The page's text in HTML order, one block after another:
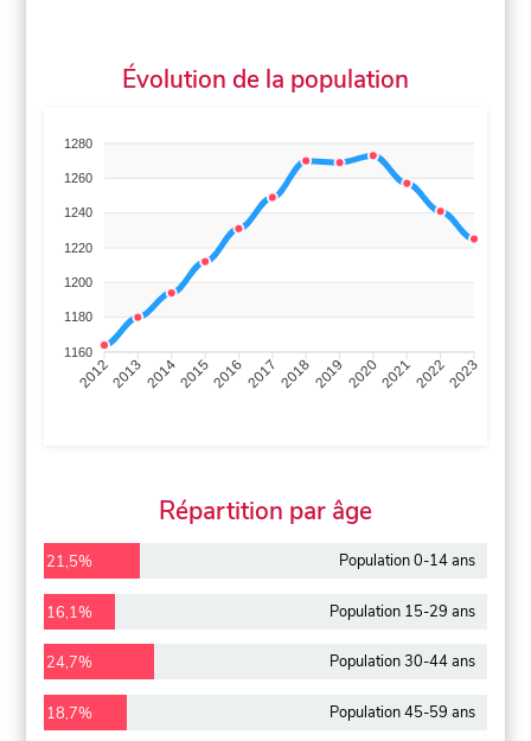
Évolution de la population
1280
1260
1240
1220
1200
1180
1160
201220132014201520162017 20182019 2020202120222023
Répartition par âge
21,5% Population 0-14 ans
16,1% Population 15-29 ans
24,7% Population 30-44 ans
18,7% Population 45-59 ans